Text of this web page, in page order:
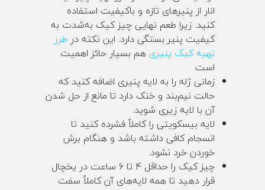
انار از پنیرهای تازه و باکیفیت استفاده
کنید. زیرا طعم نهایی چیز کیک به‌شدت به
کیفیت پنیر بستگی دارد. این نکته در طرز
تهیه کیک پنیری هم بسیار حائز اهمیت
است.
زمانی ژله را به لایه پنیری اضافه کنید که
حالت نیم‌بند و خنک دارد تا مانع از حل شدن
آن با لایه زیری شوید.
لایه بیسکویتی را کاملاً فشرده کنید تا
انسجام کافی داشته باشد و هنگام برش
خوردن خرد نشود.
چیز کیک را حداقل ۴ تا ۶ ساعت در یخچال
قرار دهید تا همه لایه‌های آن کاملاً سفت